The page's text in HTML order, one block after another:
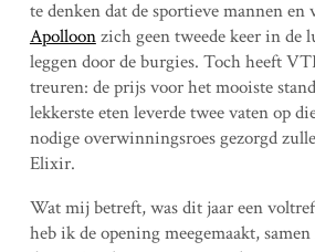
te denken dat de sportieve mannen en
Apolloonzich geen tweede keer in de
leggen door de burgies. Toch heeft
treuren: de prijs voor het mooiste
lekkerste eten leverde twee vaten op
nodige overwinningsroes gezorgd
Elixir.
Wat mij betreft, was dit jaar een
heb ik de opening meegemaakt,